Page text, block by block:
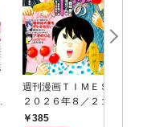
週刊漫画ＴＩＭＥＳ
２０２６年８／２１・
２８合併号
385